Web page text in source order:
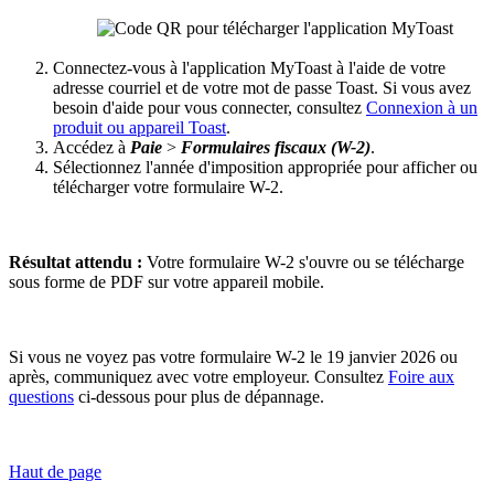
Connectez-vous à l'application MyToast à l'aide de votre
adresse courriel et de votre mot de passe Toast. Si vous avez
besoin d'aide pour vous connecter, consultez Connexion à un
produit ou appareil Toast.
Accédez à Paie > Formulaires fiscaux (W-2).
Sélectionnez l'année d'imposition appropriée pour afficher ou
télécharger votre formulaire W-2.
Résultat attendu : Votre formulaire W-2 s'ouvre ou se télécharge
sous forme de PDF sur votre appareil mobile.
Si vous ne voyez pas votre formulaire W-2 le 19 janvier 2026 ou
après, communiquez avec votre employeur. Consultez Foire aux
questions ci-dessous pour plus de dépannage.
Haut de page